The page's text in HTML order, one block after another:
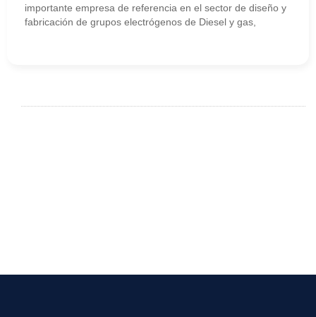
importante empresa de referencia en el sector de diseño y
fabricación de grupos electrógenos de Diesel y gas,